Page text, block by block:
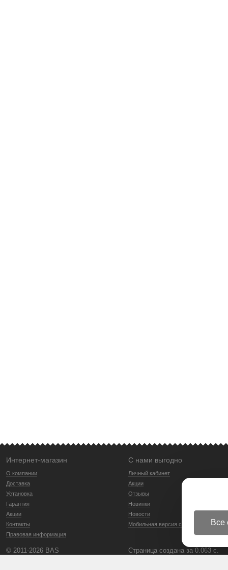
Интернет-магазин
О компании
Доставка
Установка
Гарантия
Акции
Контакты
Правовая информация
С нами выгодно
Личный кабинет
Акции
Отзывы
Новинки
Новости
Мобильная версия сайта
© 2011-2026 BAS Страница создана за 0.063 с.
Все